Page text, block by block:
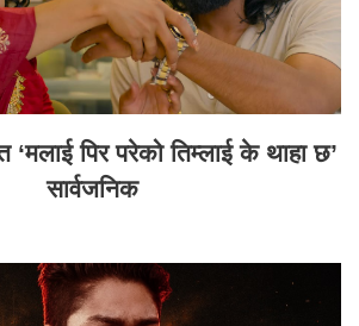
‘मलाई पिर परेको तिम्लाई के थाहा छ’
सार्वजनिक